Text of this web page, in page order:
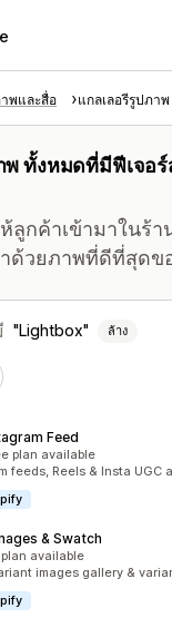
พและสื่อ แกลเลอรีรูปภาพ
พ ทั้งหมดที่มีฟีเจอ
ลูกค้าเข้ามาในร้
ด้วยภาพที่ดีที่สุดข
Lightbox ล้าง
Feed
plan available
feeds, Reels & Insta UGC
& Swatch
plan available
images gallery &